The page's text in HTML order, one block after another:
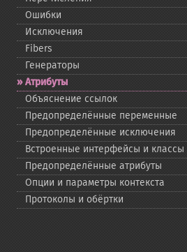
Ошибки
Исключения
Fibers
Генераторы
Атрибуты
Объяснение ссылок
Предопределённые переменные
Предопределённые исключения
Встроенные интерфейсы и классы
Предопределённые атрибуты
Опции и параметры контекста
Протоколы и обёртки